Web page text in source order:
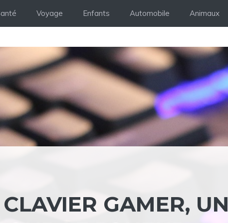
Voyage Enfants Automobile Animaux
GAMER, UN